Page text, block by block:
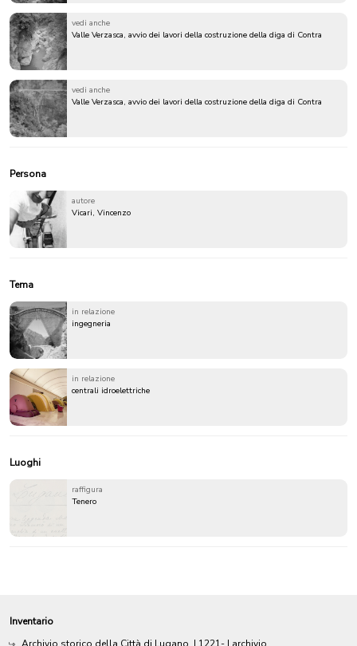
vedi anche
Valle Verzasca, avvio dei lavori della costruzione della diga di Contra
vedi anche
Valle Verzasca, avvio dei lavori della costruzione della diga di Contra
Persona
autore
Vicari, Vincenzo
Tema
in relazione
ingegneria
in relazione
centrali idroelettriche
Luoghi
raffigura
Tenero
Inventario